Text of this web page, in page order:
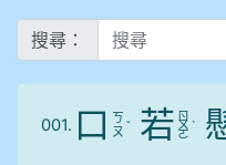
搜尋：
001. 口 ㄎ
ㄡ ˇ 若 ㄖ
ㄨ
ㄛ
ˋ